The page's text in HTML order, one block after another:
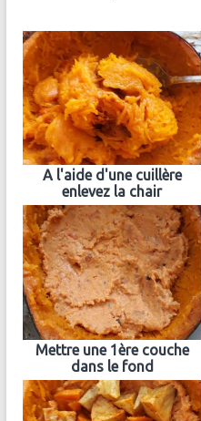
A l'aide d'une cuillère
enlevez la chair
Mettre une 1ère couche
dans le fond